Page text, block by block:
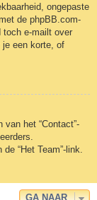
ongepaste
de phpBB.com-
toch e-mailt over
je een korte, of
het “Contact”-
“Het Team”-link.
GA NAAR